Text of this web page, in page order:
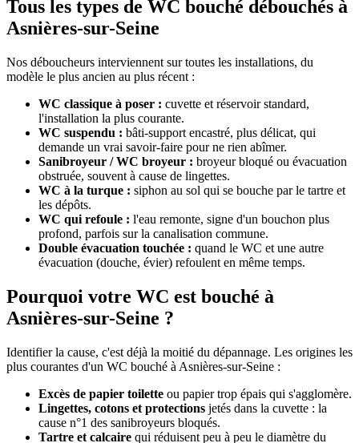
Tous les types de WC bouché débouchés à
Asnières-sur-Seine
Nos déboucheurs interviennent sur toutes les installations, du
modèle le plus ancien au plus récent :
WC classique à poser : cuvette et réservoir standard,
l'installation la plus courante.
WC suspendu : bâti-support encastré, plus délicat, qui
demande un vrai savoir-faire pour ne rien abîmer.
Sanibroyeur / WC broyeur : broyeur bloqué ou évacuation
obstruée, souvent à cause de lingettes.
WC à la turque : siphon au sol qui se bouche par le tartre et
les dépôts.
WC qui refoule : l'eau remonte, signe d'un bouchon plus
profond, parfois sur la canalisation commune.
Double évacuation touchée : quand le WC et une autre
évacuation (douche, évier) refoulent en même temps.
Pourquoi votre WC est bouché à
Asnières-sur-Seine ?
Identifier la cause, c'est déjà la moitié du dépannage. Les origines les
plus courantes d'un WC bouché à Asnières-sur-Seine :
Excès de papier toilette ou papier trop épais qui s'agglomère.
Lingettes, cotons et protections jetés dans la cuvette : la
cause n°1 des sanibroyeurs bloqués.
Tartre et calcaire qui réduisent peu à peu le diamètre du